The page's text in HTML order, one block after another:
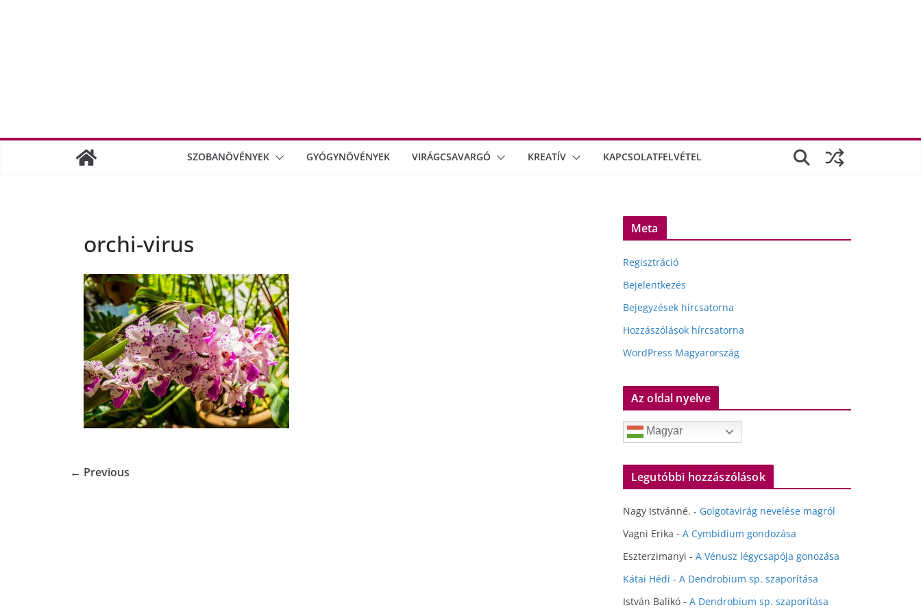
SZOBANÖVÉNYEK GYÓGYNÖVÉNYEK VIRÁGCSAVARGÓ KREATÍV KAPCSOLATFELVÉTEL
orchi-virus
← Previous
Meta
Regisztráció
Bejelentkezés
Bejegyzések hírcsatorna
Hozzászólások hírcsatorna
WordPress Magyarország
Az oldal nyelve
Magyar
Legutóbbi hozzászólások
Nagy Istvánné. - Golgotavirág nevelése magról
Vagni Erika - A Cymbidium gondozása
Eszterzimanyi - A Vénusz légycsapója gonozása
Kátai Hédi - A Dendrobium sp. szaporítása
István Balikó - A Dendrobium sp. szaporítása